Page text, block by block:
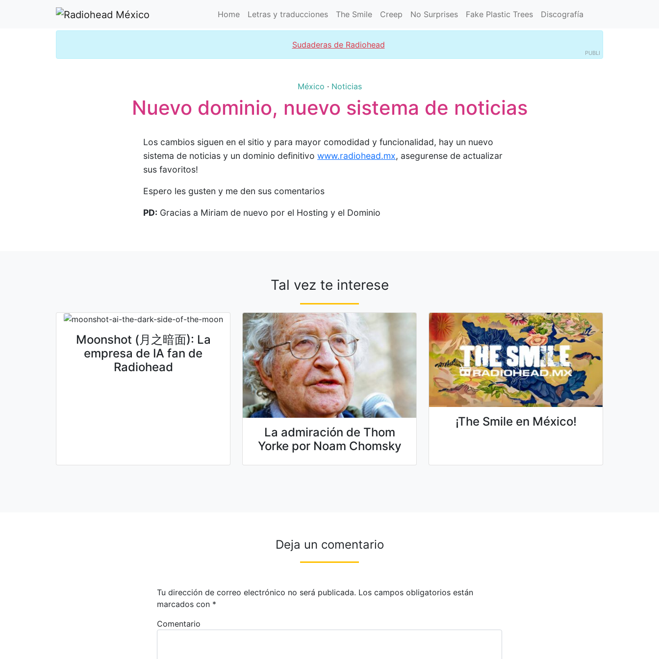
Home Letras y traducciones The Smile Creep No Surprises Fake Plastic Trees Discografía
Sudaderas de Radiohead
PUBLI
México · Noticias
Nuevo dominio, nuevo sistema de noticias
Los cambios siguen en el sitio y para mayor comodidad y funcionalidad, hay un nuevo
sistema de noticias y un dominio definitivo www.radiohead.mx, asegurense de actualizar
sus favoritos!
Espero les gusten y me den sus comentarios
PD: Gracias a Miriam de nuevo por el Hosting y el Dominio
Tal vez te interese
Moonshot (月之暗面): La
empresa de IA fan de
Radiohead
La admiración de Thom
Yorke por Noam Chomsky
¡The Smile en México!
Deja un comentario
Tu dirección de correo electrónico no será publicada. Los campos obligatorios están
marcados con *
Comentario